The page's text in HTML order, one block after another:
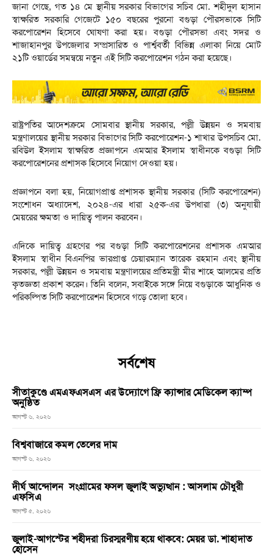
জানা গেছে, গত ১৪ মে স্থানীয় সরকার বিভাগের সচিব মো. শহীদুল হাসান
স্বাক্ষরিত সরকারি গেজেটে ১৫০ বছরের পুরনো বগুড়া পৌরসভাকে সিটি
করপোরেশন হিসেবে ঘোষণা করা হয়। বগুড়া পৌরসভা এবং সদর ও
শাজাহানপুর উপজেলার সম্প্রসারিত ও পার্শ্ববর্তী বিভিন্ন এলাকা নিয়ে মোট
২১টি ওয়ার্ডের সমন্বয়ে নতুন এই সিটি করপোরেশন গঠন করা হয়েছে।
রাষ্ট্রপতির আদেশক্রমে সোমবার স্থানীয় সরকার, পল্লী উন্নয়ন ও সমবায়
মন্ত্রণালয়ের স্থানীয় সরকার বিভাগের সিটি করপোরেশন-১ শাখার উপসচিব মো.
রবিউল ইসলাম স্বাক্ষরিত প্রজ্ঞাপনে এমআর ইসলাম স্বাধীনকে বগুড়া সিটি
করপোরেশনের প্রশাসক হিসেবে নিয়োগ দেওয়া হয়।
প্রজ্ঞাপনে বলা হয়, নিয়োগপ্রাপ্ত প্রশাসক স্থানীয় সরকার (সিটি করপোরেশন)
সংশোধন অধ্যাদেশ, ২০২৪-এর ধারা ২৫ক-এর উপধারা (৩) অনুযায়ী
মেয়রের ক্ষমতা ও দায়িত্ব পালন করবেন।
এদিকে দায়িত্ব গ্রহণের পর বগুড়া সিটি করপোরেশনের প্রশাসক এমআর
ইসলাম স্বাধীন বিএনপির ভারপ্রাপ্ত চেয়ারম্যান তারেক রহমান এবং স্থানীয়
সরকার, পল্লী উন্নয়ন ও সমবায় মন্ত্রণালয়ের প্রতিমন্ত্রী মীর শাহে আলমের প্রতি
কৃতজ্ঞতা প্রকাশ করেন। তিনি বলেন, সবাইকে সঙ্গে নিয়ে বগুড়াকে আধুনিক ও
পরিকল্পিত সিটি করপোরেশন হিসেবে গড়ে তোলা হবে।
সর্বশেষ
সীতাকুণ্ডে এমএফএসএস এর উদ্যোগে ফ্রি ক্যান্সার মেডিকেল ক্যাম্প
অনুষ্ঠিত
আগস্ট ৬, ২০২৬
বিশ্ববাজারে কমল তেলের দাম
আগস্ট ৬, ২০২৬
দীর্ঘ আন্দোলন সংগ্রামের ফসল জুলাই অভ্যুত্থান : আসলাম চৌধুরী
এফসিএ
আগস্ট ৫, ২০২৬
জুলাই-আগস্টের শহীদরা চিরস্মরণীয় হয়ে থাকবে: মেয়র ডা. শাহাদাত
হোসেন